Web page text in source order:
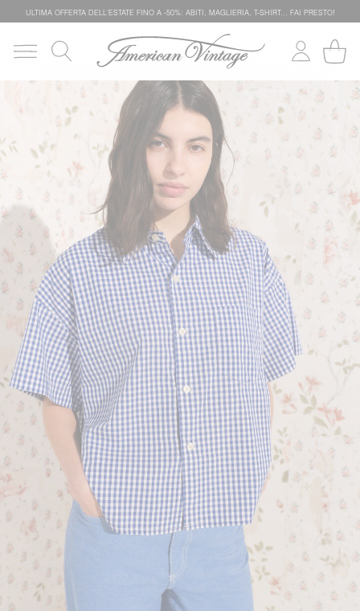
ULTIMA OFFERTA DELL'ESTATE FINO A -50%: ABITI, MAGLIERIA, T-SHIRT… FAI PRESTO!